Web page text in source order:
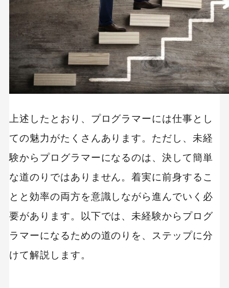
上述したとおり、プログラマーには仕事とし
ての魅力がたくさんあります。ただし、未経
験からプログラマーになるのは、決して簡単
な道のりではありません。着実に前身するこ
とと効率の両方を意識しながら進んでいく必
要があります。以下では、未経験からプログ
ラマーになるための道のりを、ステップに分
けて解説します。